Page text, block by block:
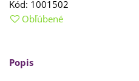
Kód: 1001502
Obľúbené
Popis